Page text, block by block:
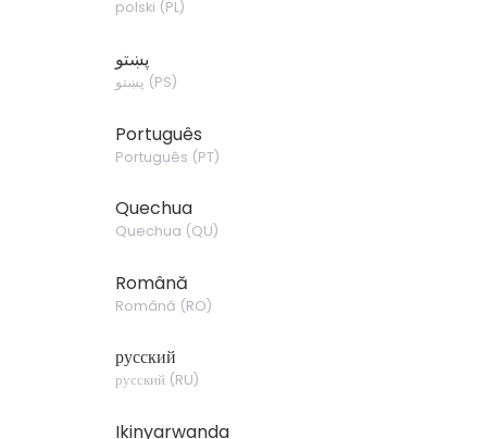
polski (PL)
پښتو
پښتو (PS)
Português
Português (PT)
Quechua
Quechua (QU)
Română
Română (RO)
русский
русский (RU)
Ikinyarwanda